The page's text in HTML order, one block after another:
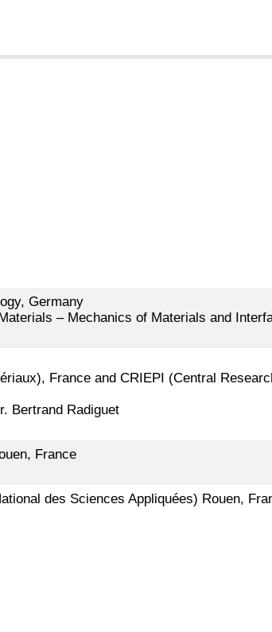
Germany
– Mechanics of Materials and
France and CRIEPI (Central
Bertrand Radiguet
France
des Sciences Appliquées) Rouen,